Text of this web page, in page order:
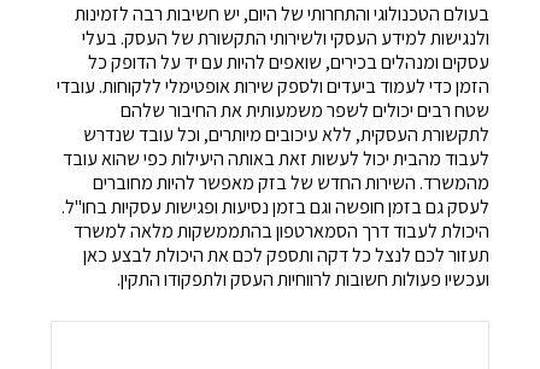
בעולם הטכנולוגי והתחרותי של היום, יש חשיבות רבה לזמינות
ולנגישות למידע העסקי ולשירותי התקשורת של העסק. בעלי
עסקים ומנהלים בכירים, שואפים להיות עם יד על הדופק כל
הזמן כדי לעמוד ביעדים ולספק שירות אופטימלי ללקוחות. עובדי
שטח רבים יכולים לשפר משמעותית את החיבור שלהם
לתקשורת העסקית, ללא עיכובים מיותרים, וכל עובד שנדרש
לעבוד מהבית יכול לעשות זאת באותה היעילות כפי שהוא עובד
מהמשרד. השירות החדש של בזק מאפשר להיות מחוברים
לעסק גם בזמן חופשה וגם בזמן נסיעות ופגישות עסקיות בחו"ל.
היכולת לעבוד דרך הסמארטפון בהתממשקות מלאה למשרד
תעזור לכם לנצל כל דקה ותספק לכם את היכולת לבצע כאן
ועכשיו פעולות חשובות לרווחיות העסק ולתפקודו התקין.